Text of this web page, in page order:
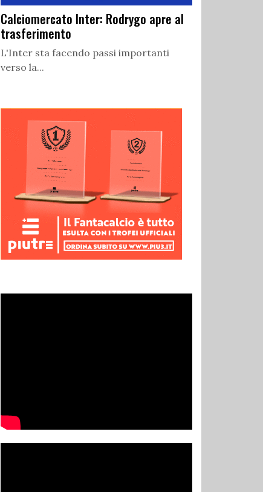
Calciomercato Inter: Rodrygo apre al
trasferimento
L'Inter sta facendo passi importanti
verso la...